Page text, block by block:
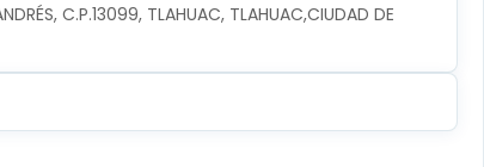
C.P.13099, TLAHUAC, TLAHUAC,CIUDAD DE